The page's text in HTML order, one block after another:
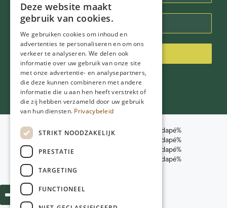
Inschrijven
%nome-do-item-rodapé%
%nome-do-item-rodapé%
%nome-do-item-rodapé%
%nome-do-item-rodapé%
Web design:
Deze website maakt
gebruik van cookies.
We gebruiken cookies om inhoud en
advertenties te personaliseren en om ons
verkeer te analyseren. We delen ook
informatie over uw gebruik van onze site
met onze advertentie- en analysepartners,
die deze kunnen combineren met andere
informatie die u aan hen heeft verstrekt of
die zij hebben verzameld door uw gebruik
van hun diensten. Privacybeleid
STRIKT NOODZAKELIJK
PRESTATIE
TARGETING
FUNCTIONEEL